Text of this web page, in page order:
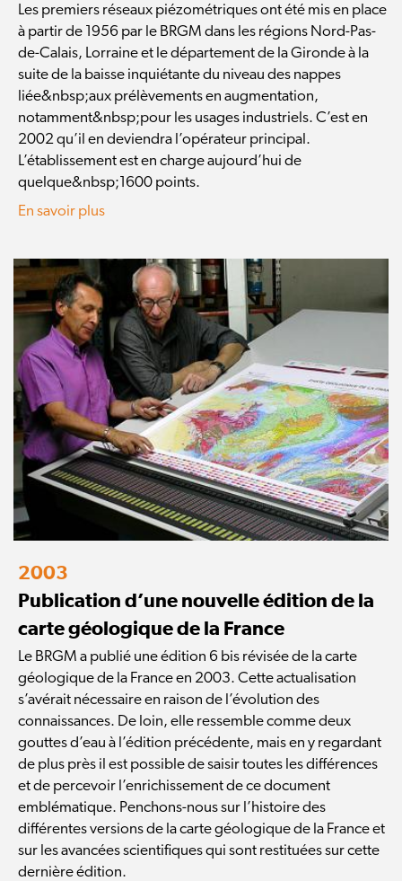
Les premiers réseaux piézométriques ont été mis en place
à partir de 1956 par le BRGM dans les régions Nord-Pas-
de-Calais, Lorraine et le département de la Gironde à la
suite de la baisse inquiétante du niveau des nappes
liée&nbsp;aux prélèvements en augmentation,
notamment&nbsp;pour les usages industriels. C’est en
2002 qu’il en deviendra l’opérateur principal.
L’établissement est en charge aujourd’hui de
quelque&nbsp;1600 points.
En savoir plus
2003
Publication d’une nouvelle édition de la
carte géologique de la France
Le BRGM a publié une édition 6 bis révisée de la carte
géologique de la France en 2003. Cette actualisation
s’avérait nécessaire en raison de l’évolution des
connaissances. De loin, elle ressemble comme deux
gouttes d’eau à l’édition précédente, mais en y regardant
de plus près il est possible de saisir toutes les différences
et de percevoir l’enrichissement de ce document
emblématique. Penchons-nous sur l’histoire des
différentes versions de la carte géologique de la France et
sur les avancées scientifiques qui sont restituées sur cette
dernière édition.